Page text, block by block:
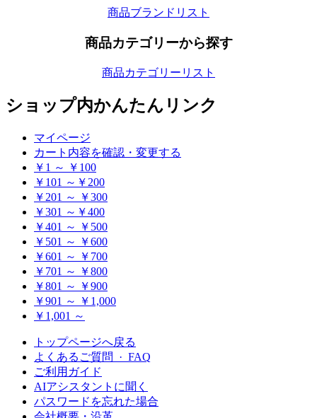
商品ブランドリスト
商品カテゴリーから探す
商品カテゴリーリスト
ショップ内かんたんリンク
マイページ
カート内容を確認・変更する
￥1 ～ ￥100
￥101 ～￥200
￥201 ～ ￥300
￥301 ～￥400
￥401 ～ ￥500
￥501 ～ ￥600
￥601 ～ ￥700
￥701 ～ ￥800
￥801 ～ ￥900
￥901 ～ ￥1,000
￥1,001 ～
トップページへ戻る
よくあるご質問 · FAQ
ご利用ガイド
AIアシスタントに聞く
パスワードを忘れた場合